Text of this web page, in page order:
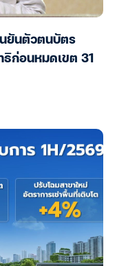
นยันตัวตนบัตร
ก่อนหมดเขต 31